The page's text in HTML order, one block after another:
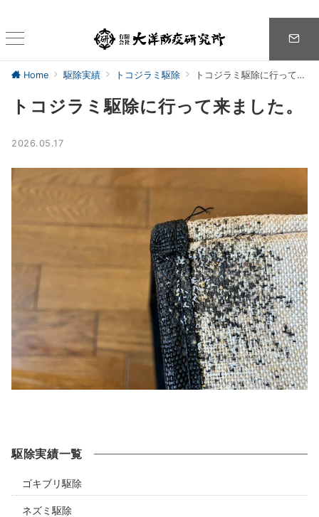
Home 駆除実績 トコジラミ駆除 トコジラミ駆除に行って来ました。
トコジラミ駆除に行って来ました。
2026.05.17
駆除実績一覧
ゴキブリ駆除
ネズミ駆除